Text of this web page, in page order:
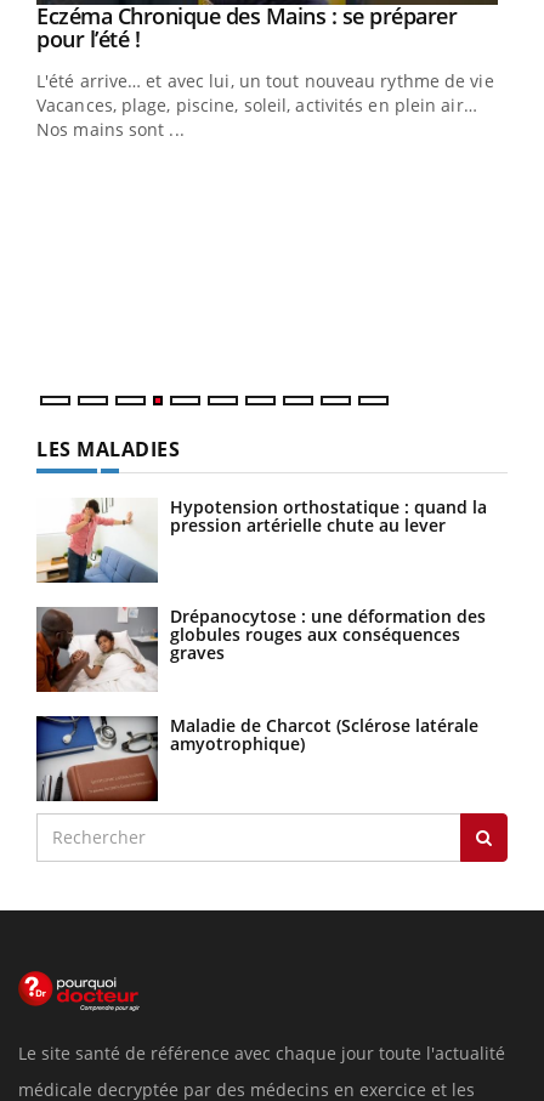
Youtube
Eczéma Chronique des Mains : se préparer
pour l’été !Youtube
L'été arrive… et avec lui, un tout nouveau rythme de vie !
Vacances, plage, piscine, soleil, activités en plein air…
Nos mains sont ...
LES MALADIES
Hypotension orthostatique : quand la
pression artérielle chute au lever
Drépanocytose : une déformation des
globules rouges aux conséquences
graves
Maladie de Charcot (Sclérose latérale
amyotrophique)
Le site santé de référence avec chaque jour toute l'actualité
médicale decryptée par des médecins en exercice et les